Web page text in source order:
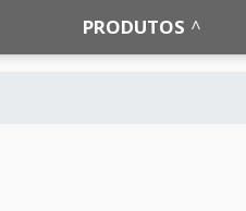
PRODUTOS